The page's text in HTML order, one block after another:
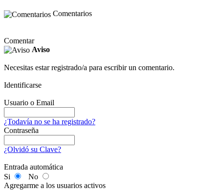
Comentarios
Comentar
Aviso
Necesitas estar registrado/a para escribir un comentario.
Identificarse
Usuario o Email
¿Todavía no se ha registrado?
Contraseña
¿Olvidó su Clave?
Entrada automática
Si
No
Agregarme a los usuarios activos